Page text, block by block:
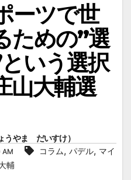
ーツで世
ための”選
いう選択
山大輔選
やま だいすけ）
AM コラム, パデル, マイ
輔